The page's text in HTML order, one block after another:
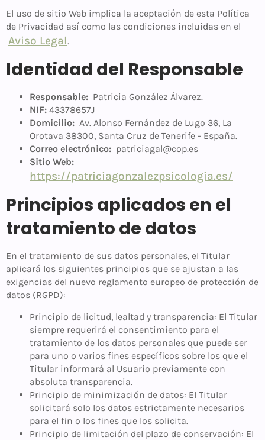
El uso de sitio Web implica la aceptación de esta Política
de Privacidad así como las condiciones incluidas en el
Aviso Legal.
Identidad del Responsable
Responsable: Patricia González Álvarez.
NIF: 43378657J
Domicilio: Av. Alonso Fernández de Lugo 36, La
Orotava 38300, Santa Cruz de Tenerife - España.
Correo electrónico: patriciagal@cop.es
Sitio Web:
https://patriciagonzalezpsicologia.es/
Principios aplicados en el
tratamiento de datos
En el tratamiento de sus datos personales, el Titular
aplicará los siguientes principios que se ajustan a las
exigencias del nuevo reglamento europeo de protección de
datos (RGPD):
Principio de licitud, lealtad y transparencia: El Titular
siempre requerirá el consentimiento para el
tratamiento de los datos personales que puede ser
para uno o varios fines específicos sobre los que el
Titular informará al Usuario previamente con
absoluta transparencia.
Principio de minimización de datos: El Titular
solicitará solo los datos estrictamente necesarios
para el fin o los fines que los solicita.
Principio de limitación del plazo de conservación: El